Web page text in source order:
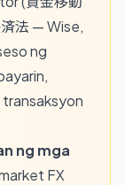
法 — Wise,
ng
ng mga
FX